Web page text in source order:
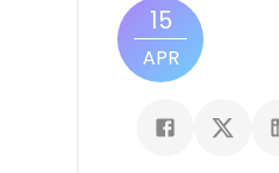
15
APR